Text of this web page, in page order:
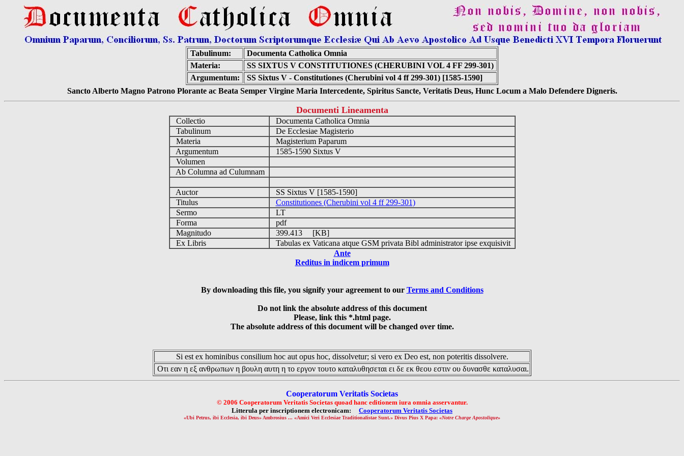
Tabulinum:
Documenta Catholica Omnia
Materia:
SS SIXTUS V CONSTITUTIONES (CHERUBINI VOL 4 FF 299-301)
Argumentum:
SS Sixtus V - Constitutiones (Cherubini vol 4 ff 299-301) [1585-1590]
Sancto Alberto Magno Patrono Plorante ac Beata Semper Virgine Maria Intercedente, Spiritus Sancte, Veritatis Deus, Hunc Locum a Malo Defendere Digneris.
Documenti Lineamenta
Collectio
Documenta Catholica Omnia
Tabulinum
De Ecclesiae Magisterio
Materia
Magisterium Paparum
Argumentum
1585-1590 Sixtus V
Volumen
Ab Columna ad Culumnam
Auctor
SS Sixtus V [1585-1590]
Titulus
Constitutiones (Cherubini vol 4 ff 299-301)
Sermo
LT
Forma
pdf
Magnitudo
399.413 [KB]
Ex Libris
Tabulas ex Vaticana atque GSM privata Bibl administrator ipse exquisivit
Ante
Reditus in indicem primum
By downloading this file, you signify your agreement to our Terms and Conditions
Do not link the absolute address of this document
Please, link this *.html page.
The absolute address of this document will be changed over time.
Si est ex hominibus consilium hoc aut opus hoc, dissolvetur; si vero ex Deo est, non poteritis dissolvere.
Οτι εαν η εξ ανθρωπων η βουλη αυτη η το εργον τουτο καταλυθησεται ει δε εκ θεου εστιν ου δυνασθε καταλυσαι.
Cooperatorum Veritatis Societas
© 2006 Cooperatorum Veritatis Societas quoad hanc editionem iura omnia asservantur.
Litterula per inscriptionem electronicam: Cooperatorum Veritatis Societas
«Ubi Petrus, ibi Ecclesia, ibi Deus» Ambrosius ... «Amici Veri Ecclesiae Traditionalistae Sunt.» Divus Pius X Papa: «Notre Charge Apostolique»